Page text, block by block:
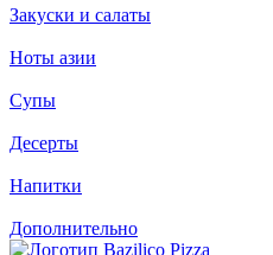
Закуски и салаты
Ноты азии
Супы
Десерты
Напитки
Дополнительно